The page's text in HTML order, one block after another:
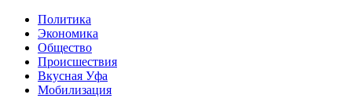
Политика
Экономика
Общество
Происшествия
Вкусная Уфа
Мобилизация